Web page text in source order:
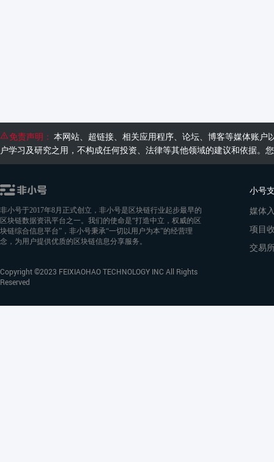
免责声明： 本网站、超链接、相关应用程序、论坛、博客等媒体账
户学习及研究之用，不构成任何投资、法律等其他领域的建议和依据
非小号于2017年8月正式创立，非小号是区块链行业起步最早的
区块链数据资讯平台之一。我们的使命是“打造中立，权威的区
块链综合信息平台”，非小号秉承“一切以用户为本”的经营理
念，为用户提供优质的区块链信息分享服务。
Copyright ©2023 FEIXIAOHAO TECHNOLOGY INC All Rights
Reserved
小号
媒体
项目
交易